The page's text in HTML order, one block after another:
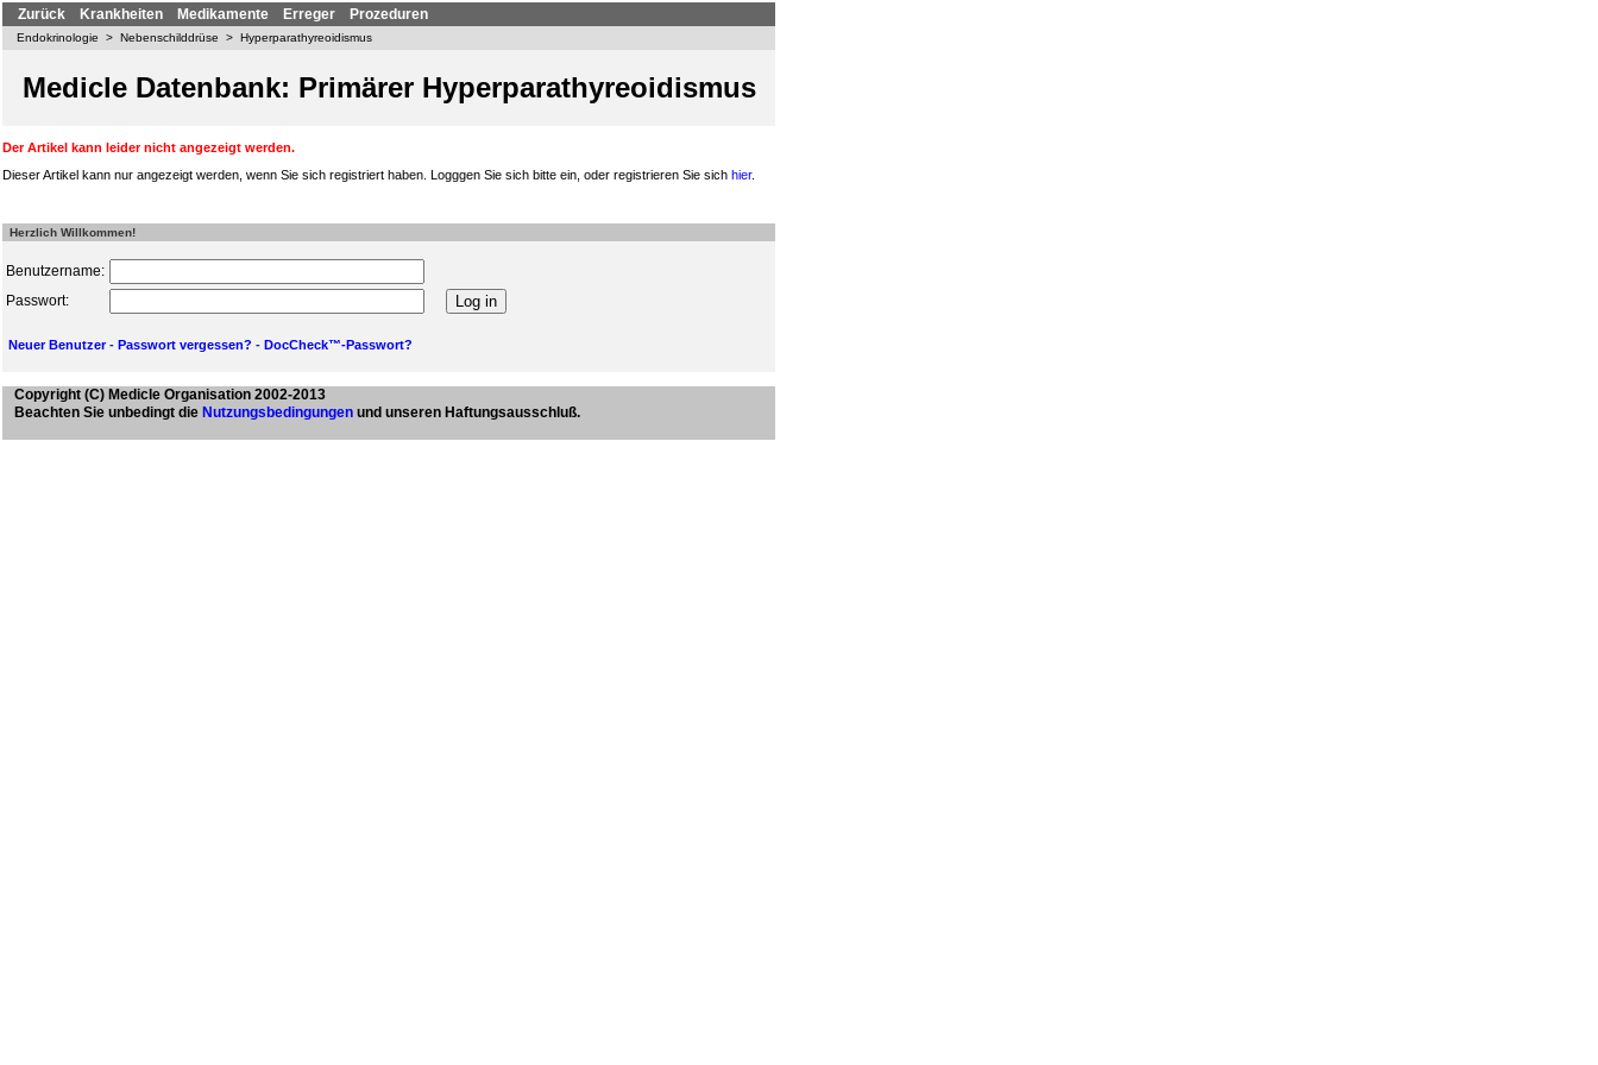
Zurück Krankheiten Medikamente Erreger Prozeduren
Endokrinologie > Nebenschilddrüse > Hyperparathyreoidismus
Medicle Datenbank: Primärer Hyperparathyreoidismus
Der Artikel kann leider nicht angezeigt werden.
Dieser Artikel kann nur angezeigt werden, wenn Sie sich registriert haben. Logggen Sie sich bitte ein, oder registrieren Sie sich hier.
Herzlich Willkommen!
Benutzername:
Passwort:
Neuer Benutzer- Passwort vergessen? - DocCheck™-Passwort?
Copyright (C) Medicle Organisation 2002-2013
Beachten Sie unbedingt die Nutzungsbedingungen und unseren Haftungsausschluß.